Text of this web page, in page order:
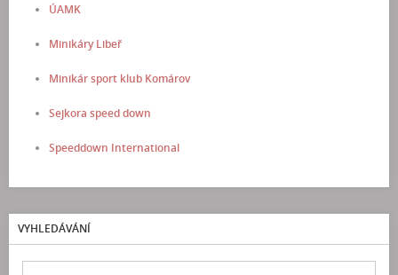
ÚAMK
Minikáry Libeř
Minikár sport klub Komárov
Sejkora speed down
Speeddown International
VYHLEDÁVÁNÍ